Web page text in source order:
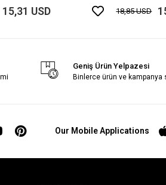
15,31 USD 18,85 USD
Geniş Ürün Yelpazesi
Binlerce ürün ve kampanya
Our Mobile Applications